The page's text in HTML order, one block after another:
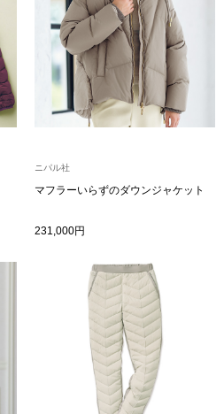
ワンピース
シャツワンピ
パンツ／スラ
ワイド･ガウチ
レギンス／ス
ニパル社
マフラーいらずのダウンジャケット
231,000円